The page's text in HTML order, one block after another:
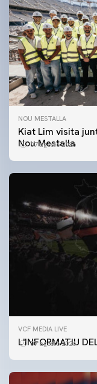
NOU MESTALLA
Kiat Lim visita
Nou Mestalla
07 agosto 2026
VCF MEDIA LIVE
L'INFORMATIU
07 agosto 2026